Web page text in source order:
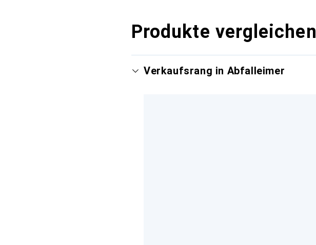
Produkte vergleichen
Verkaufsrang in Abfalleimer